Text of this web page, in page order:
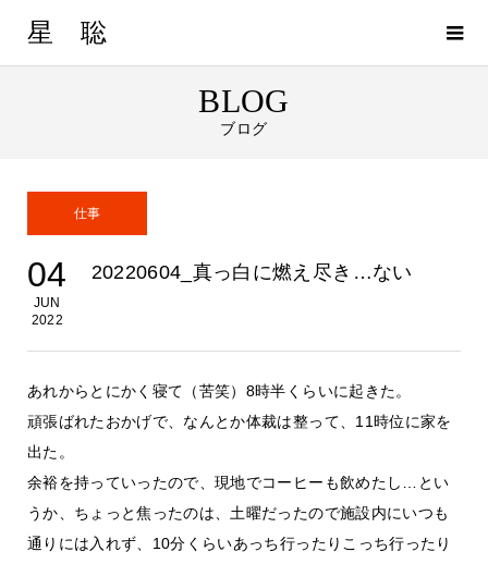
星 聡
BLOG
ブログ
仕事
04
JUN
2022
20220604_真っ白に燃え尽き…ない
あれからとにかく寝て（苦笑）8時半くらいに起きた。
頑張ばれたおかげで、なんとか体裁は整って、11時位に家を
出た。
余裕を持っていったので、現地でコーヒーも飲めたし…とい
うか、ちょっと焦ったのは、土曜だったので施設内にいつも
通りには入れず、10分くらいあっち行ったりこっち行ったり